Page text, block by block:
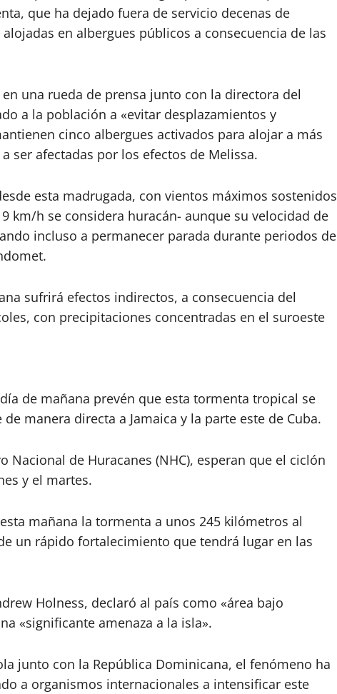
que ha dejado fuera de servicio decenas de
en albergues públicos a consecuencia de las
una rueda de prensa junto con la directora del
a la población a «evitar desplazamientos y
cinco albergues activados para alojar a más
ser afectadas por los efectos de Melissa.
esta madrugada, con vientos máximos sostenidos
km/h se considera huracán- aunque su velocidad de
incluso a permanecer parada durante periodos de
sufrirá efectos indirectos, a consecuencia del
con precipitaciones concentradas en el suroeste
de mañana prevén que esta tormenta tropical se
manera directa a Jamaica y la parte este de Cuba.
Nacional de Huracanes (NHC), esperan que el ciclón
y el martes.
mañana la tormenta a unos 245 kilómetros al
un rápido fortalecimiento que tendrá lugar en las
Holness, declaró al país como «área bajo
«significante amenaza a la isla».
junto con la República Dominicana, el fenómeno ha
a organismos internacionales a intensificar este